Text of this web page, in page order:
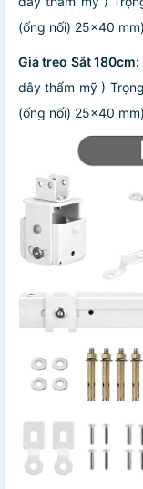
(ống nối) 25x40 mm)
Giá treo Sắt 180cm:
dây thẩm mỹ )
(ống nối) 25x40 mm)